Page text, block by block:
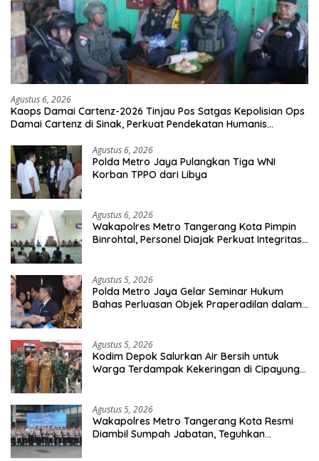
Agustus 6, 2026
Kaops Damai Cartenz-2026 Tinjau Pos Satgas Kepolisian Ops
Damai Cartenz di Sinak, Perkuat Pendekatan Humanis
Agustus 6, 2026
Polda Metro Jaya Pulangkan Tiga WNI
Korban TPPO dari Libya
Agustus 6, 2026
Wakapolres Metro Tangerang Kota Pimpin
Binrohtal, Personel Diajak Perkuat Integritas
Agustus 5, 2026
Polda Metro Jaya Gelar Seminar Hukum
Bahas Perluasan Objek Praperadilan dalam
Agustus 5, 2026
Kodim Depok Salurkan Air Bersih untuk
Warga Terdampak Kekeringan di Cipayung
Agustus 5, 2026
Wakapolres Metro Tangerang Kota Resmi
Diambil Sumpah Jabatan, Teguhkan